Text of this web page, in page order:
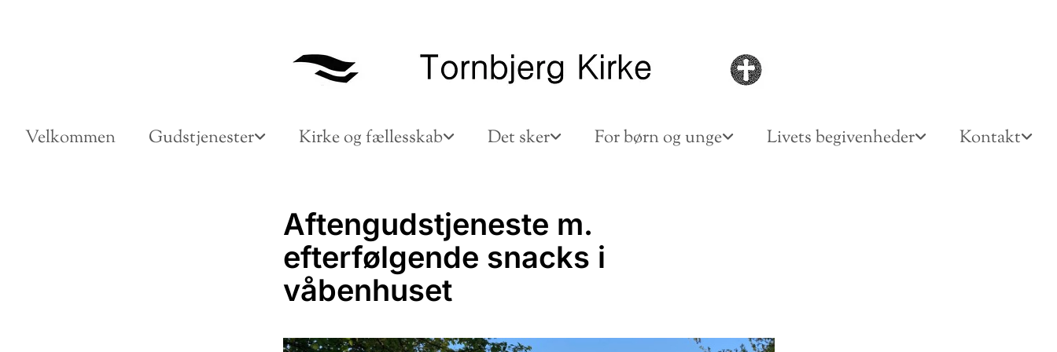
Velkommen Gudstjenester Kirke og fællesskab Det sker For børn og unge Livets begivenheder Kontakt
Aftengudstjeneste m.
efterfølgende snacks i
våbenhuset